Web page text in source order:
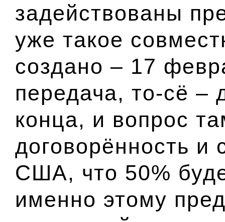
задействованы
уже такое
создано – 17
передача, то-сё –
конца, и вопрос
договорённость и
США, что 50%
именно этому